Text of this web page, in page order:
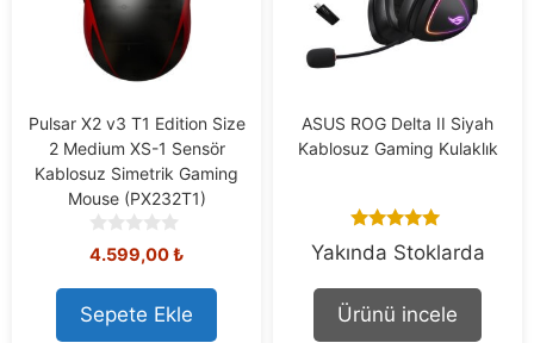
Pulsar X2 v3 T1 Edition Size
2 Medium XS-1 Sensör
Kablosuz Simetrik Gaming
Mouse (PX232T1)
0
o
u
t
o
4.599,00₺
Sepete Ekle
ASUS ROG Delta II Siyah
Kablosuz Gaming Kulaklık
5.00
out of 5
Yakında Stoklarda
Ürünü incele